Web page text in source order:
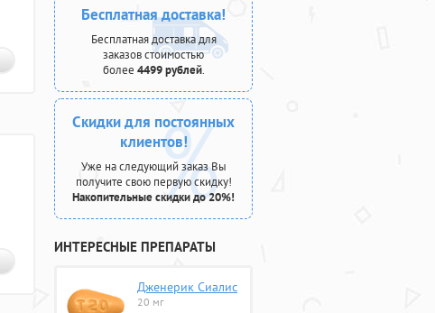
Бесплатная доставка!
Бесплатная доставка для
заказов стоимостью
более 4499 рублей.
Скидки для постоянных
клиентов!
Уже на следующий заказ Вы
получите свою первую скидку!
Накопительные скидки до 20%!
ИНТЕРЕСНЫЕ ПРЕПАРАТЫ
Дженерик Сиалис
20 мг